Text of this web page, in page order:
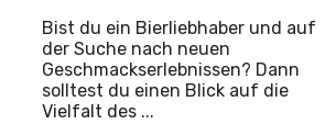
Bist du ein Bierliebhaber und auf
der Suche nach neuen
Geschmackserlebnissen? Dann
solltest du einen Blick auf die
Vielfalt des ...